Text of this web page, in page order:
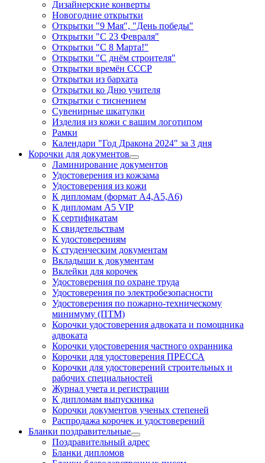
Дизайнерские конверты
Новогодние открытки
Открытки "9 Мая", "День победы"
Открытки "С 23 Февраля"
Открытки "С 8 Марта!"
Открытки "С днём строителя"
Открытки времён СССР
Открытки из бархата
Открытки ко Дню учителя
Открытки с тиснением
Сувенирные шкатулки
Изделия из кожи с вашим логотипом
Рамки
Календари "Год Дракона 2024" за 3 дня
Корочки для документов
Ламинирование документов
Удостоверения из кожзама
Удостоверения из кожи
К дипломам (формат А4,А5,А6)
К дипломам А5 VIP
К сертификатам
К свидетельствам
К удостоверениям
К студенческим документам
Вкладыши к документам
Вклейки для корочек
Удостоверения по охране труда
Удостоверения по электробезопасности
Удостоверения по пожарно-техническому
минимуму (ПТМ)
Корочки удостоверения адвоката и помощника
адвоката
Корочки удостоверения частного охранника
Корочки для удостоверения ПРЕССА
Корочки для удостоверений строительных и
рабочих специальностей
Журнал учета и регистрации
К дипломам выпускника
Корочки документов ученых степеней
Распродажа корочек и удостоверений
Бланки поздравительные
Поздравительный адрес
Бланки дипломов